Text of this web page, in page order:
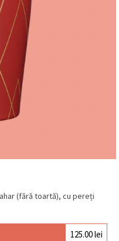
(fără toartă), cu pereți
125.00lei